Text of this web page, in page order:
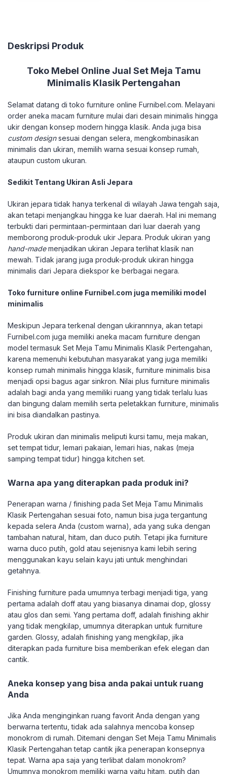
Deskripsi Produk
Toko Mebel Online Jual Set Meja Tamu
Minimalis Klasik Pertengahan
Selamat datang di toko furniture online Furnibel.com. Melayani
order aneka macam furniture mulai dari desain minimalis hingga
ukir dengan konsep modern hingga klasik. Anda juga bisa
custom designsesuai dengan selera, mengkombinasikan
minimalis dan ukiran, memilih warna sesuai konsep rumah,
ataupun custom ukuran.
Sedikit Tentang Ukiran Asli Jepara
Ukiran jepara tidak hanya terkenal di wilayah Jawa tengah saja,
akan tetapi menjangkau hingga ke luar daerah. Hal ini memang
terbukti dari permintaan-permintaan dari luar daerah yang
memborong produk-produk ukir Jepara. Produk ukiran yang
hand-mademenjadikan ukiran Jepara terlihat klasik nan
mewah. Tidak jarang juga produk-produk ukiran hingga
minimalis dari Jepara diekspor ke berbagai negara.
Toko furniture online Furnibel.com juga memiliki model
minimalis
Meskipun Jepara terkenal dengan ukirannnya, akan tetapi
Furnibel.com juga memiliki aneka macam furniture dengan
model termasuk Set Meja Tamu Minimalis Klasik Pertengahan,
karena memenuhi kebutuhan masyarakat yang juga memiliki
konsep rumah minimalis hingga klasik, furniture minimalis bisa
menjadi opsi bagus agar sinkron. Nilai plus furniture minimalis
adalah bagi anda yang memiliki ruang yang tidak terlalu luas
dan bingung dalam memilih serta peletakkan furniture, minimalis
ini bisa diandalkan pastinya.
Produk ukiran dan minimalis meliputi kursi tamu, meja makan,
set tempat tidur, lemari pakaian, lemari hias, nakas (meja
samping tempat tidur) hingga kitchen set.
Warna apa yang diterapkan pada produk ini?
Penerapan warna / finishing pada Set Meja Tamu Minimalis
Klasik Pertengahan sesuai foto, namun bisa juga tergantung
kepada selera Anda (custom warna), ada yang suka dengan
tambahan natural, hitam, dan duco putih. Tetapi jika furniture
warna duco putih, gold atau sejenisnya kami lebih sering
menggunakan kayu selain kayu jati untuk menghindari
getahnya.
Finishing furniture pada umumnya terbagi menjadi tiga, yang
pertama adalah doff atau yang biasanya dinamai dop, glossy
atau glos dan semi. Yang pertama doff, adalah finishing akhir
yang tidak mengkilap, umumnya diterapkan untuk furniture
garden. Glossy, adalah finishing yang mengkilap, jika
diterapkan pada furniture bisa memberikan efek elegan dan
cantik.
Aneka konsep yang bisa anda pakai untuk ruang
Anda
Jika Anda menginginkan ruang favorit Anda dengan yang
berwarna tertentu, tidak ada salahnya mencoba konsep
monokrom di rumah. Ditemani dengan Set Meja Tamu Minimalis
Klasik Pertengahan tetap cantik jika penerapan konsepnya
tepat. Warna apa saja yang terlibat dalam monokrom?
Umumnya monokrom memiliki warna yaitu hitam, putih dan